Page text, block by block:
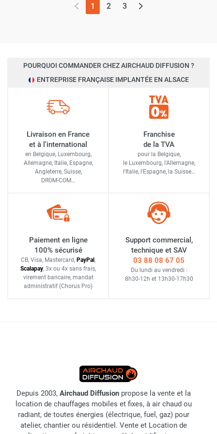
1 (page actuelle)
2 3
POURQUOI COMMANDER CHEZ AIRCHAUD DIFFUSION ?
ENTREPRISE FRANÇAISE IMPLANTÉE EN ALSACE
Livraison en France
et à l'international
en Belgique, Luxembourg,
Allemagne, Italie, Espagne,
Angleterre, Suisse,
DROM-COM…
Franchise
de la TVA
pour la Belgique,
le Luxembourg, l'Allemagne,
l'Italie, l'Espagne, la Suisse…
Paiement en ligne
100% sécurisé
CB, Visa, Mastercard, PayPal ,
Scalapay, 3x ou 4x sans frais,
virement bancaire, mandat
administratif (Chorus Pro)
Support commercial,
technique et SAV
03 88 08 67 05
Du lundi au vendredi :
8h30-12h et 13h30-17h30
Depuis 2003, Airchaud Diffusion propose la vente et la
location de chauffages mobiles et fixes, à air chaud ou
radiant, de toutes énergies (électrique, fuel, gaz) pour
atelier, chantier ou résidentiel. Vente et Location de